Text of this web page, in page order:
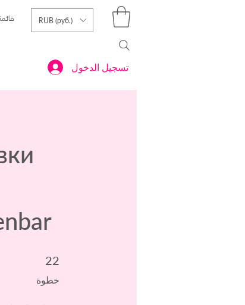
تسجيل الدخول
RUB (руб.)
22
خطوة